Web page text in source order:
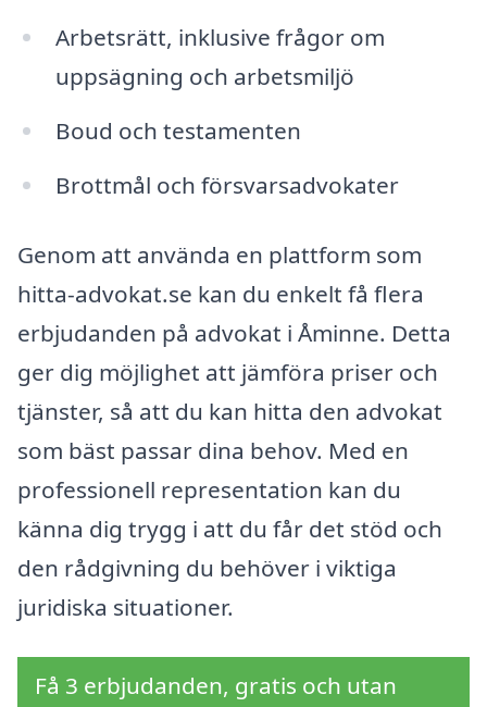
Arbetsrätt, inklusive frågor om
uppsägning och arbetsmiljö
Boud och testamenten
Brottmål och försvarsadvokater
Genom att använda en plattform som
hitta-advokat.se kan du enkelt få flera
erbjudanden på advokat i Åminne. Detta
ger dig möjlighet att jämföra priser och
tjänster, så att du kan hitta den advokat
som bäst passar dina behov. Med en
professionell representation kan du
känna dig trygg i att du får det stöd och
den rådgivning du behöver i viktiga
juridiska situationer.
Få 3 erbjudanden, gratis och utan